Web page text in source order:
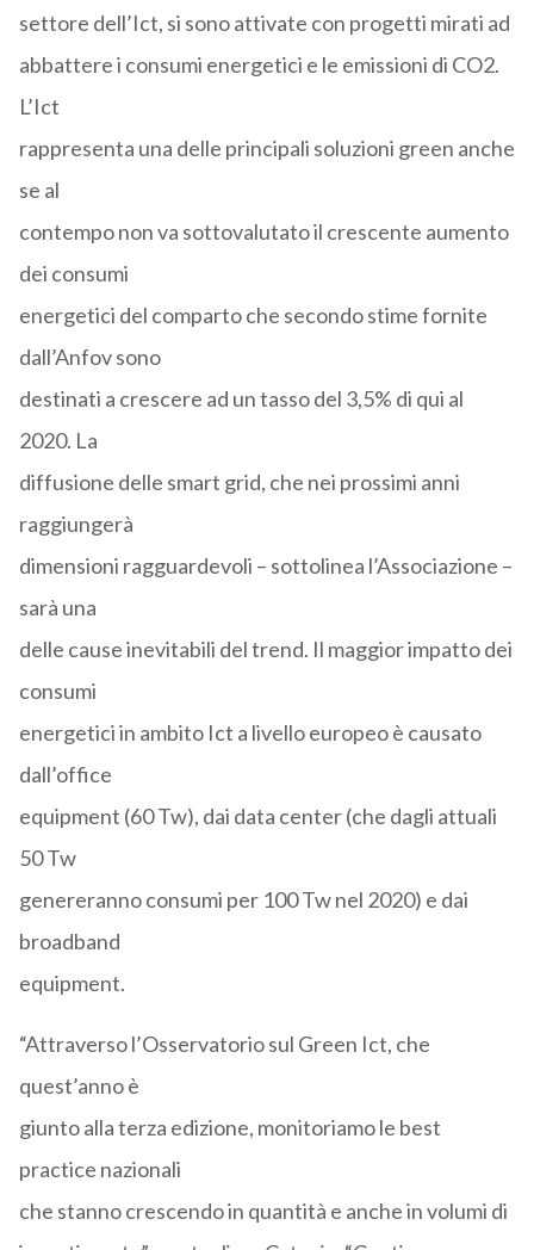
settore dell’Ict, si sono attivate con progetti mirati ad
abbattere i consumi energetici e le emissioni di CO2.
L’Ict
rappresenta una delle principali soluzioni green anche
se al
contempo non va sottovalutato il crescente aumento
dei consumi
energetici del comparto che secondo stime fornite
dall’Anfov sono
destinati a crescere ad un tasso del 3,5% di qui al
2020. La
diffusione delle smart grid, che nei prossimi anni
raggiungerà
dimensioni ragguardevoli – sottolinea l’Associazione –
sarà una
delle cause inevitabili del trend. Il maggior impatto dei
consumi
energetici in ambito Ict a livello europeo è causato
dall’office
equipment (60 Tw), dai data center (che dagli attuali
50 Tw
genereranno consumi per 100 Tw nel 2020) e dai
broadband
equipment.
“Attraverso l’Osservatorio sul Green Ict, che
quest’anno è
giunto alla terza edizione, monitoriamo le best
practice nazionali
che stanno crescendo in quantità e anche in volumi di